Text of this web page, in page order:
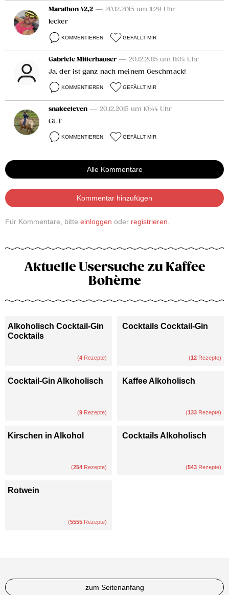
Marathon 42,2 — 20.12.2015 um 11:29 Uhr
lecker
KOMMENTIEREN GEFÄLLT MIR
Gabriele Mitterhauser — 20.12.2015 um 11:04 Uhr
Ja, der ist ganz nach meinem Geschmack!
KOMMENTIEREN GEFÄLLT MIR
snakeeleven — 20.12.2015 um 10:44 Uhr
GUT
KOMMENTIEREN GEFÄLLT MIR
Alle Kommentare
Kommentar hinzufügen
Für Kommentare, bitte einloggen oder registrieren
Aktuelle Usersuche zu Kaffee
Bohème
Alkoholisch Cocktail-Gin
Cocktails
(4 Rezepte)
Cocktails Cocktail-Gin
(12 Rezepte)
Cocktail-Gin Alkoholisch
(9 Rezepte)
Kaffee Alkoholisch
(133 Rezepte)
Kirschen in Alkohol
(254 Rezepte)
Cocktails Alkoholisch
(543 Rezepte)
Rotwein
(5555 Rezepte)
zum Seitenanfang